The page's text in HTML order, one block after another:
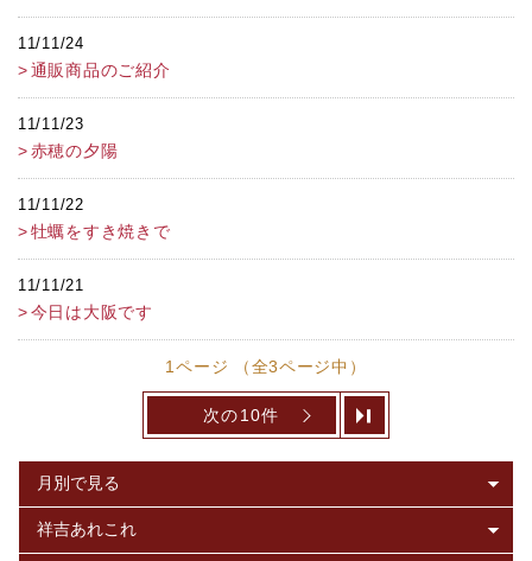
11/11/24
通販商品のご紹介
11/11/23
赤穂の夕陽
11/11/22
牡蠣をすき焼きで
11/11/21
今日は大阪です
1ページ （全3ページ中）
次の10件